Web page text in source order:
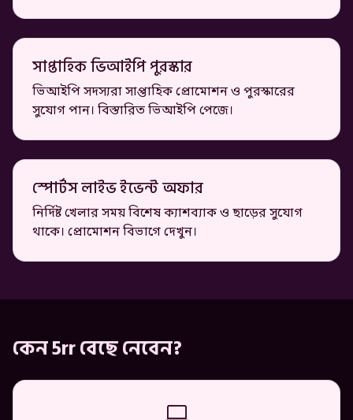
সাপ্তাহিক ভিআইপি পুরস্কার
ভিআইপি সদস্যরা সাপ্তাহিক প্রোমোশন ও পুরস্কারের
সুযোগ পান। বিস্তারিত ভিআইপি পেজে।
স্পোর্টস লাইভ ইভেন্ট অফার
নির্দিষ্ট খেলার সময় বিশেষ ক্যাশব্যাক ও ছাড়ের সুযোগ
থাকে। প্রোমোশন বিভাগে দেখুন।
কেন 5rr বেছে নেবেন?